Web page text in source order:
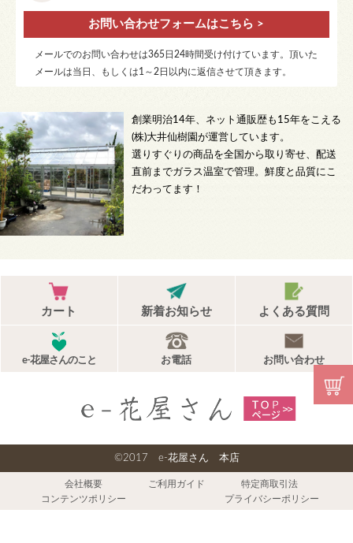
お問い合わせフォームはこちら >
メールでのお問い合わせは365日24時間受け付けています。頂いた
メールは当日、もしくは1～2日以内に返信させて頂きます。
創業明治14年、ネット通販歴も15年をこえる
(株)大井仙樹園が運営しています。
選りすぐりの商品を全国から取り寄せ、配送
直前までガラス温室で管理。鮮度と品質にこ
だわってます！
カート 新着お知らせ よくある質問
e-花屋さんのこと お電話 お問い合わせ
©2017 e-花屋さん 本店
会社概要 ご利用ガイド
特定商取引法
コンテンツポリシー
プライバシーポリシー